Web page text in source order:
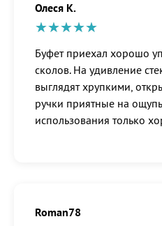
Олеся К.
Буфет приехал хорошо
сколов. На удивление
выглядят хрупкими,
ручки приятные на
использования только
Roman78